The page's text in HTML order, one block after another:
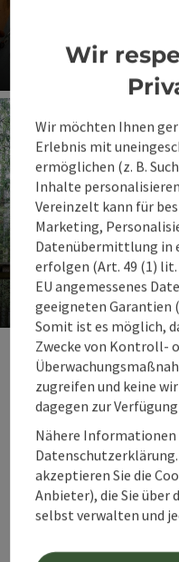
Abenteuer
Wir
Wir möchten Ihnen
Erlebnis mit
ermöglichen (z. B.
Inhalte
Vereinzelt kann für
Marketing,
Datenübermittlung in
erfolgen (Art. 49 (1) lit.
EU angemessenes
geeigneten Garantien
Somit ist es möglich,
Zwecke von Kontroll-
zugreifen und keine
dagegen zur
Nähere Informationen
akzeptieren Sie die
Anbieter), die Sie über
selbst verwalten und